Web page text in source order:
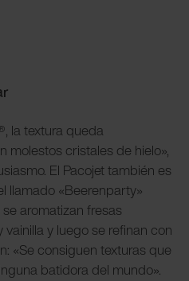
la textura queda
molestos cristales de hielo»,
El Pacojet también es
llamado «Beerenparty»
aromatizan fresas
y luego se refinan con
«Se consiguen texturas que
batidora del mundo».